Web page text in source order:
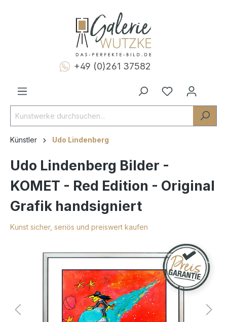
+49 (0)261 37582
Künstler Udo Lindenberg
Udo Lindenberg Bilder -
KOMET - Red Edition - Original
Grafik handsigniert
Kunst sicher, seriös und preiswert kaufen